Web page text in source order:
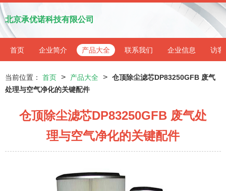
北京承优诺科技有限公司
首页 企业简介 产品大全 联系我们 企业信息 访客
当前位置： 首页 > 产品大全 > 仓顶除尘滤芯DP83250GFB 废气
处理与空气净化的关键配件
仓顶除尘滤芯DP83250GFB 废气处
理与空气净化的关键配件